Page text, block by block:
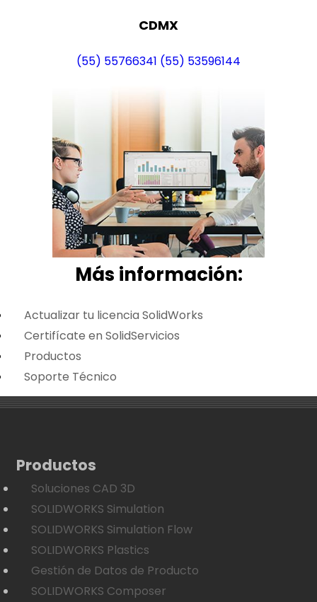
CDMX
(55) 55766341 (55) 53596144
Más información:
Actualizar tu licencia SolidWorks
Certifícate en SolidServicios
Productos
Soporte Técnico
Productos
Soluciones CAD 3D
SOLIDWORKS Simulation
SOLIDWORKS Simulation Flow
SOLIDWORKS Plastics
Gestión de Datos de Producto
SOLIDWORKS Composer